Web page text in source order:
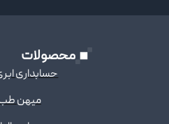
محصولات
حسابداری
میهن